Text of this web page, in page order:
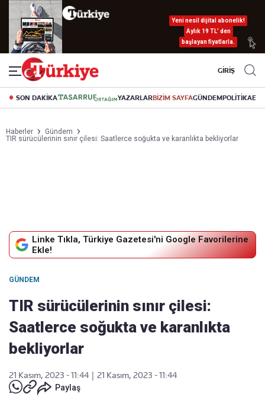
Yeni nesil dijital abonelik!
Aylık 19 TL’ den
başlayan fiyatlarla.
GİRİŞ
SON DAKİKA YAZARLARBİZİM SAYFAGÜNDEMPOLİTİKA
Haberler
Gündem
TIR sürücülerinin sınır çilesi: Saatlerce soğukta ve karanlıkta bekliyorlar
Linke Tıkla, Türkiye Gazetesi'ni Google Favorilerine
Ekle!
GÜNDEM
TIR sürücülerinin sınır çilesi:
Saatlerce soğukta ve karanlıkta
bekliyorlar
21 Kasım, 2023 - 11:44
21 Kasım, 2023 - 11:44
Paylaş